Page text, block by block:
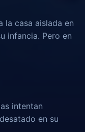
la casa aislada en
infancia. Pero en
intentan
en su